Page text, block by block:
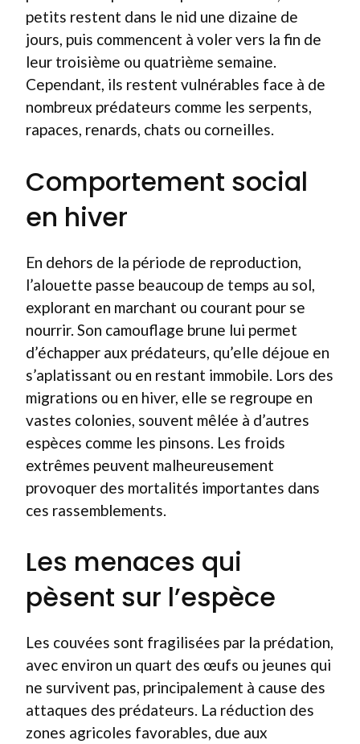
petits restent dans le nid une dizaine de
jours, puis commencent à voler vers la fin de
leur troisième ou quatrième semaine.
Cependant, ils restent vulnérables face à de
nombreux prédateurs comme les serpents,
rapaces, renards, chats ou corneilles.
Comportement social
en hiver
En dehors de la période de reproduction,
l’alouette passe beaucoup de temps au sol,
explorant en marchant ou courant pour se
nourrir. Son camouflage brune lui permet
d’échapper aux prédateurs, qu’elle déjoue en
s’aplatissant ou en restant immobile. Lors des
migrations ou en hiver, elle se regroupe en
vastes colonies, souvent mêlée à d’autres
espèces comme les pinsons. Les froids
extrêmes peuvent malheureusement
provoquer des mortalités importantes dans
ces rassemblements.
Les menaces qui
pèsent sur l’espèce
Les couvées sont fragilisées par la prédation,
avec environ un quart des œufs ou jeunes qui
ne survivent pas, principalement à cause des
attaques des prédateurs. La réduction des
zones agricoles favorables, due aux